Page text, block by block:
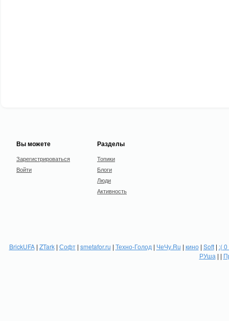
Вы можете
Зарегистрироваться
Войти
Разделы
Топики
Блоги
Люди
Активность
BrickUFA| ZTark| Софт| smetafor.ru | Техно-Голод | ЧеЧу.Ru | кино| Soft| :(
РУша | |